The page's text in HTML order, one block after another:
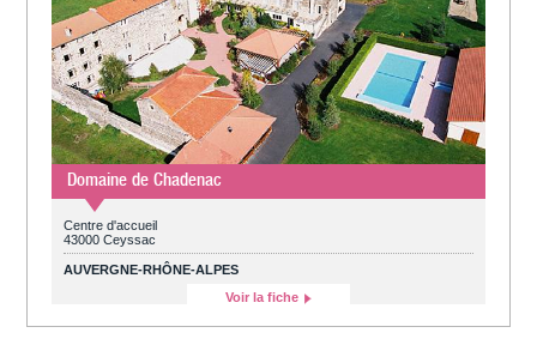
Domaine de Chadenac
Centre d'accueil
43000 Ceyssac
AUVERGNE-RHÔNE-ALPES
Voir la fiche